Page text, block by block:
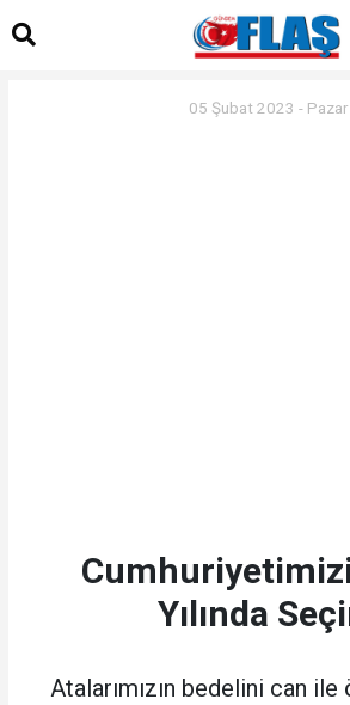
05 Şubat 2023 - Pazar
Yılında
Atalarımızın bedelini can